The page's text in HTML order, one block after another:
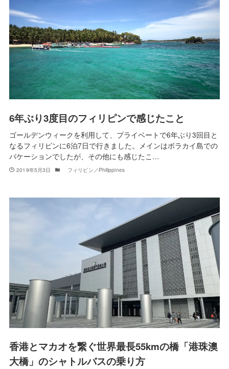
6年ぶり3度目のフィリピンで感じたこと
ゴールデンウィークを利用して、プライベートで6年ぶり3回目と
なるフィリピンに6泊7日で行きました。メインはボラカイ島での
バケーションでしたが、その他にも感じたこ…
2019年5月3日 フィリピン／Philippines
香港とマカオを繋ぐ世界最長55kmの橋「港珠澳
大橋」のシャトルバスの乗り方